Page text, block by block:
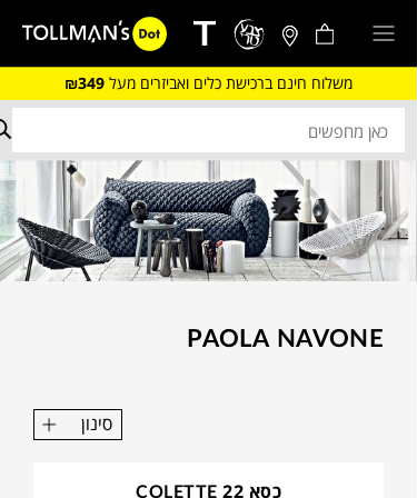
משלוח חינם ברכישת כלים ואביזרים מעל ₪349
PAOLA NAVONE
סינון
כסא COLETTE 22